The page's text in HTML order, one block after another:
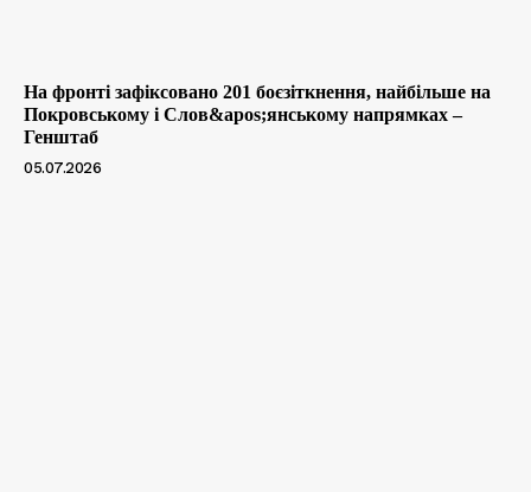
На фронті зафіксовано 201 боєзіткнення, найбільше на
Покровському і Слов&apos;янському напрямках –
Генштаб
05.07.2026